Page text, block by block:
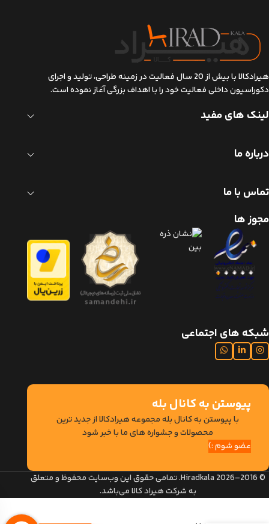
هیرادکالا با بیش از 20 سال فعالیت در زمینه طراحی، تولید و اجرای
دکوراسیون داخلی فعالیت خود را با اهداف بزرگی آغاز نموده است.
لینک های مفید
درباره ما
تماس با ما
مجوز ها
شبکه های اجتماعی
پیوستن به کانال بله
با پیوستن به کانال بله مجموعه هیرادکالا از جدید ترین
محصولات و جشواره های ما با خبر شود
عضو شوم :)
© 2016–2026 Hiradkala. تمامی حقوق این وب‌سایت محفوظ و متعلق
به شرکت هیراد کالا می‌باشد.